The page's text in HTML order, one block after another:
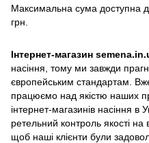
Максимальна сума доступна
грн.
Інтернет-магазин
насіння, тому ми завжди
європейським стандартам.
працюємо над якістю наших
інтернет-магазинів насіння в
ретельний контроль якості
щоб наші клієнти були